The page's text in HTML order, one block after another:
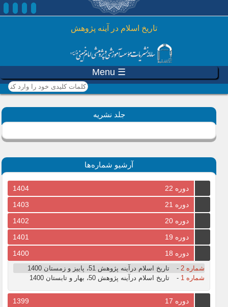
رفتن به محتوای اصلی
تاريخ اسلام در آينه پژوهش
☰ Menu
کلمات کلیدی خود را وارد
کنید
جلد نشریه
آرشیو شماره‌ها
دوره 22
1404
دوره 21
1403
دوره 20
1402
دوره 19
1401
دوره 18
1400
شماره 2 -
تاریخ اسلام درآینه پژوهش 51، پاییز و زمستان 1400
شماره 1
- تاریخ اسلام درآینه پژوهش 50، بهار و تابستان 1400
دوره 17
1399